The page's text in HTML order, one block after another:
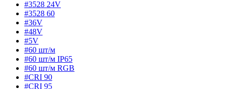
#3528 24V
#3528 60
#36V
#48V
#5V
#60 шт/м
#60 шт/м IP65
#60 шт/м RGB
#CRI 90
#CRI 95